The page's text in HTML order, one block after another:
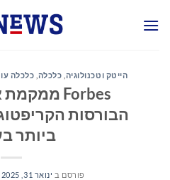
הייטק וטכנולוגיה כלכלה כלכלה
הבורסות
ביותר
פורסם ב ינואר 31, 2025